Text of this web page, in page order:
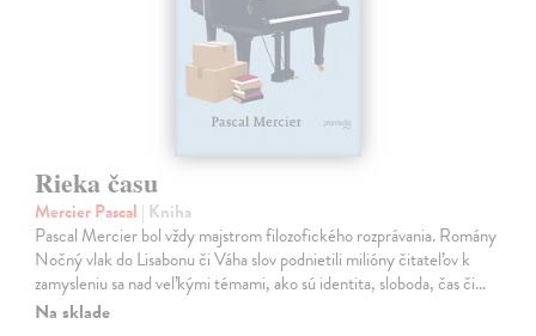
Rieka času
Mercier Pascal | Kniha
Pascal Mercier bol vždy majstrom filozofického rozprávania. Romány
Nočný vlak do Lisabonu či Váha slov podnietili milióny čitateľov k
zamysleniu sa nad veľkými témami, ako sú identita, sloboda, čas či…
Na sklade